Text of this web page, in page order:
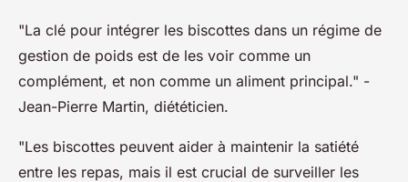
"La clé pour intégrer les biscottes dans un régime de
gestion de poids est de les voir comme un
complément, et non comme un aliment principal." -
Jean-Pierre Martin, diététicien.
"Les biscottes peuvent aider à maintenir la satiété
entre les repas, mais il est crucial de surveiller les